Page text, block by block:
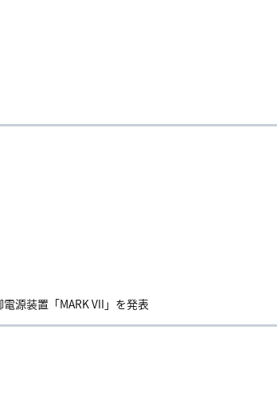
源装置「MARK VII」を発表